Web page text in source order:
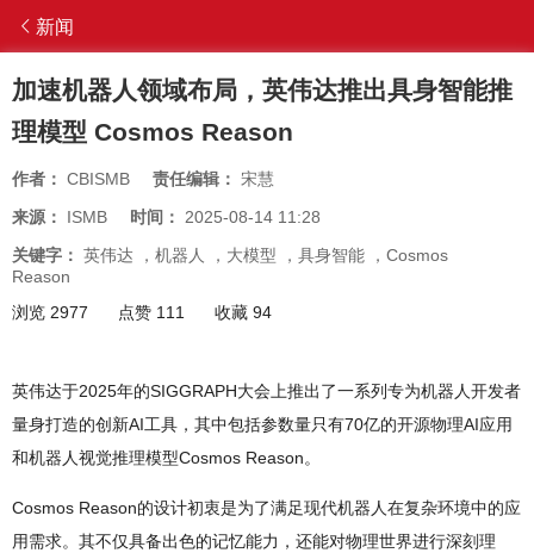
新闻
加速机器人领域布局，英伟达推出具身智能推
理模型 Cosmos Reason
作者： CBISMB 责任编辑： 宋慧
来源： ISMB 时间： 2025-08-14 11:28
关键字： 英伟达 ， 机器人 ， 大模型 ， 具身智能 ， Cosmos
Reason
浏览 2977
点赞 111 收藏 94
英伟达于2025年的SIGGRAPH大会上推出了一系列专为机器人开发者
量身打造的创新AI工具，其中包括参数量只有70亿的开源物理AI应用
和机器人视觉推理模型Cosmos Reason。
Cosmos Reason的设计初衷是为了满足现代机器人在复杂环境中的应
用需求。其不仅具备出色的记忆能力，还能对物理世界进行深刻理